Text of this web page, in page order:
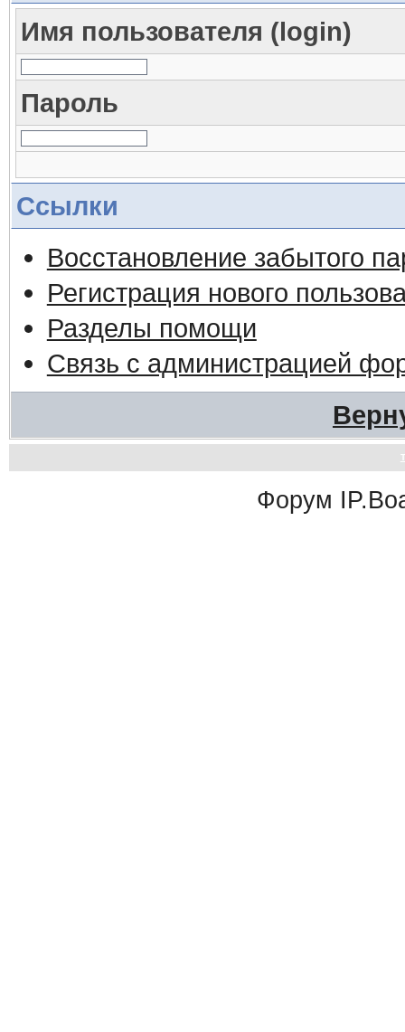
Имя пользователя (login)
Пароль
Ссылки
Восстановление забытого
Регистрация нового
Разделы помощи
Связь с администрацией
Форум